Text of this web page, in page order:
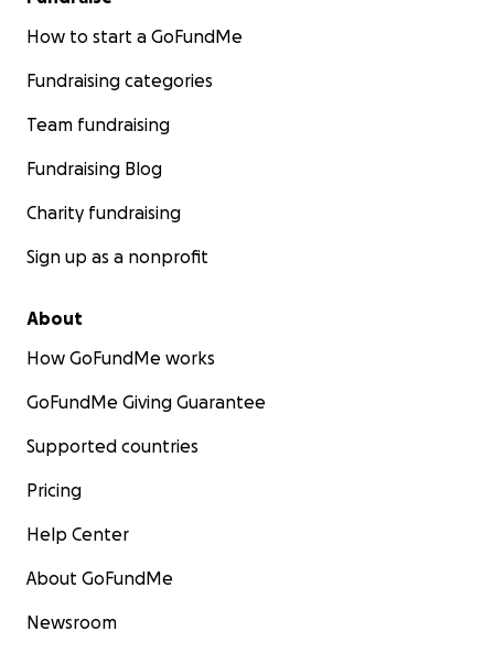
How to start a GoFundMe
Fundraising categories
Team fundraising
Fundraising Blog
Charity fundraising
Sign up as a nonprofit
About
How GoFundMe works
GoFundMe Giving Guarantee
Supported countries
Pricing
Help Center
About GoFundMe
Newsroom